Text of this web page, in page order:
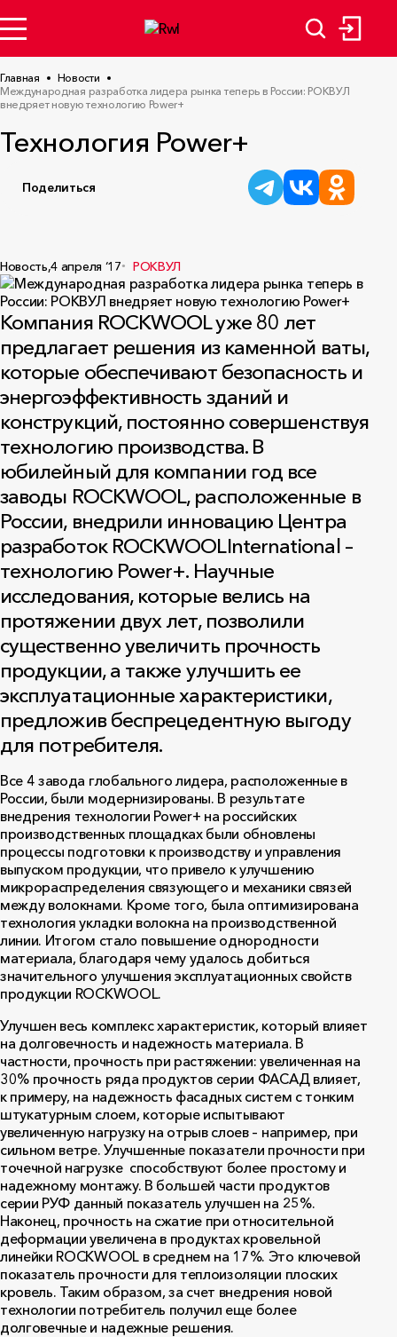
Главная
Новости
Международная разработка лидера рынка теперь в России: РОКВУЛ
внедряет новую технологию Power+
Технология Power+
Поделиться
Новость,4 апреля ‘17 РОКВУЛ
Компания ROCKWOOL уже 80 лет
предлагает решения из каменной ваты,
которые обеспечивают безопасность и
энергоэффективность зданий и
конструкций, постоянно совершенствуя
технологию производства. В
юбилейный для компании год все
заводы ROCKWOOL, расположенные в
России, внедрили инновацию Центра
разработок ROCKWOOLInternational –
технологию Power+. Научные
исследования, которые велись на
протяжении двух лет, позволили
существенно увеличить прочность
продукции, а также улучшить ее
эксплуатационные характеристики,
предложив беспрецедентную выгоду
для потребителя.
Все 4 завода глобального лидера, расположенные в
России, были модернизированы. В результате
внедрения технологии Power+ на российских
производственных площадках были обновлены
процессы подготовки к производству и управления
выпуском продукции, что привело к улучшению
микрораспределения связующего и механики связей
между волокнами. Кроме того, была оптимизирована
технология укладки волокна на производственной
линии. Итогом стало повышение однородности
материала, благодаря чему удалось добиться
значительного улучшения эксплуатационных свойств
продукции ROCKWOOL.
Улучшен весь комплекс характеристик, который влияет
на долговечность и надежность материала. В
частности, прочность при растяжении: увеличенная на
30% прочность ряда продуктов серии ФАСАД влияет,
к примеру, на надежность фасадных систем с тонким
штукатурным слоем, которые испытывают
увеличенную нагрузку на отрыв слоев – например, при
сильном ветре. Улучшенные показатели прочности при
точечной нагрузке способствуют более простому и
надежному монтажу. В большей части продуктов
серии РУФ данный показатель улучшен на 25%.
Наконец, прочность на сжатие при относительной
деформации увеличена в продуктах кровельной
линейки ROCKWOOL в среднем на 17%. Это ключевой
показатель прочности для теплоизоляции плоских
кровель. Таким образом, за счет внедрения новой
технологии потребитель получил еще более
долговечные и надежные решения.